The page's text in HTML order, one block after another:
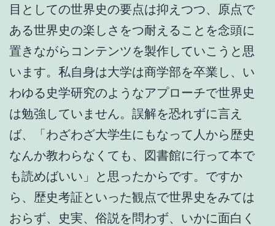
目としての世界史の要点は抑えつつ、原点で
ある世界史の楽しさをつ耐えることを念頭に
置きながらコンテンツを製作していこうと思
います。私自身は大学は商学部を卒業し、い
わゆる史学研究のようなアプローチで世界史
は勉強していません。誤解を恐れずに言え
ば、「わざわざ大学生にもなって人から歴史
なんか教わらなくても、図書館に行って本で
も読めばいい」と思ったからです。ですか
ら、歴史考証といった観点で世界史をみては
おらず、史実、俗説を問わず、いかに面白く